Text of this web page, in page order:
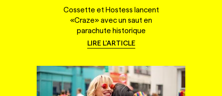
Cossette et Hostess lancent
«Craze» avec un saut en
parachute historique
LIRE L'ARTICLE